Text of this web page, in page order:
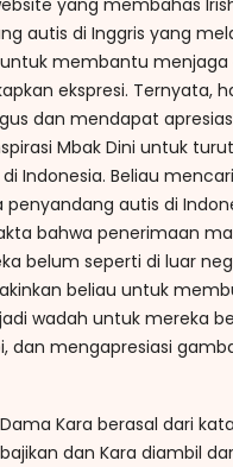
autis di Inggris yang
membantu menjaga
ekspresi. Ternyata,
dan mendapat
Mbak Dini untuk
Indonesia. Beliau
autis di
bahwa penerimaan
belum seperti di luar
beliau untuk
wadah untuk mereka
dan mengapresiasi
Kara berasal dari
dan Kara diambil